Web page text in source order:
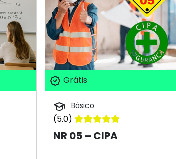
Grátis
Básico
(5.0)
NR 05 – CIPA